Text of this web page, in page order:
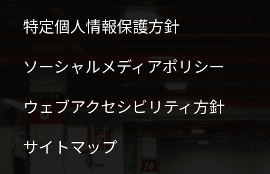
特定個人情報保護方針
ソーシャルメディアポリシー
ウェブアクセシビリティ方針
サイトマップ